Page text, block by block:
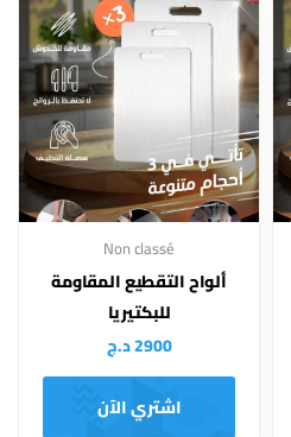
Non classé
ألواح التقطيع المقاومة
للبكتيريا
2900د.ج
اشتري الآن